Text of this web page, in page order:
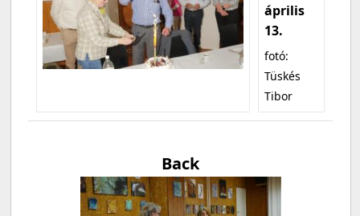
április
13.
fotó:
Tüskés
Tibor
Back